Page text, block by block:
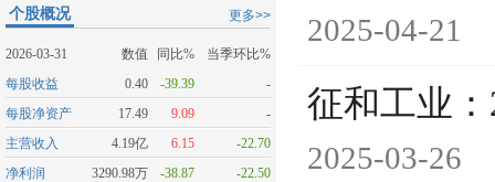
更多>>
个股概况
2026-03-31 数值 同比%
当季环比%
每股收益
0.40 -39.39
-
每股净资产
17.49 9.09
-
主营收入
4.19亿 6.15
-22.70
净利润
3290.98万 -38.87
-22.50
2025-04-21
征和工业
2025-03-26